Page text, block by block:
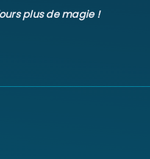
plus de magie !